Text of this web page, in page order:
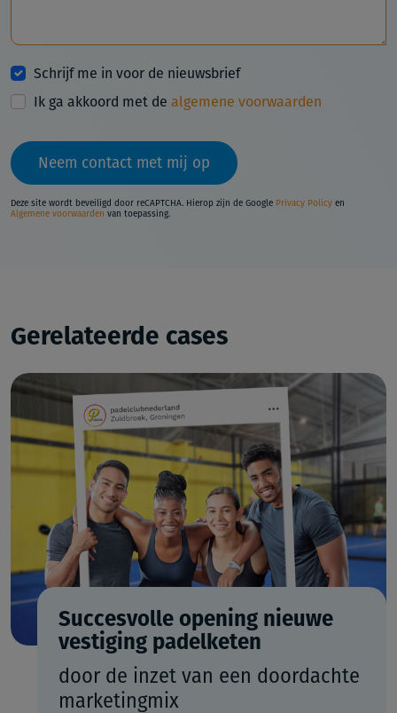
Schrijf me in voor de nieuwsbrief
Ik ga akkoord met de algemene voorwaarden
Neem contact met mij op
Deze site wordt beveiligd door reCAPTCHA. Hierop zijn de Google Privacy Policy en
Algemene voorwaarden van toepassing.
Gerelateerde cases
Succesvolle opening nieuwe
vestiging padelketen
door de inzet van een doordachte
marketingmix